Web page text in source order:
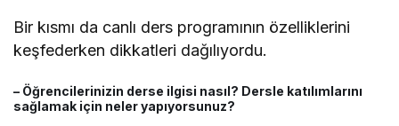
Bir kısmı da canlı ders programının özelliklerini
keşfederken dikkatleri dağılıyordu.
– Öğrencilerinizin derse ilgisi nasıl? Dersle katılımlarını
sağlamak için neler yapıyorsunuz?